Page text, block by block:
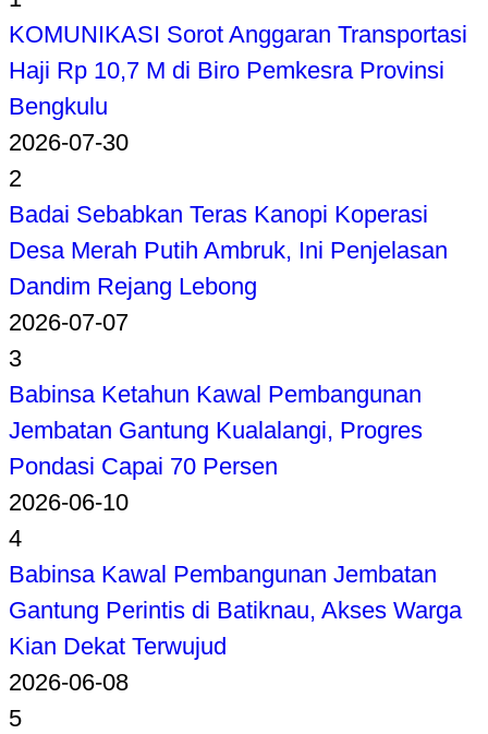
KOMUNIKASI Sorot Anggaran Transportasi
Haji Rp 10,7 M di Biro Pemkesra Provinsi
Bengkulu
2026-07-30
2
Badai Sebabkan Teras Kanopi Koperasi
Desa Merah Putih Ambruk, Ini Penjelasan
Dandim Rejang Lebong
2026-07-07
3
Babinsa Ketahun Kawal Pembangunan
Jembatan Gantung Kualalangi, Progres
Pondasi Capai 70 Persen
2026-06-10
4
Babinsa Kawal Pembangunan Jembatan
Gantung Perintis di Batiknau, Akses Warga
Kian Dekat Terwujud
2026-06-08
5